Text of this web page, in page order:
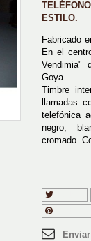
ESTILO.
Fabricado
En el
Vendimia"
Goya.
Timbre
llamadas
telefónica
negro,
cromado.
Tuitear
Pinterest